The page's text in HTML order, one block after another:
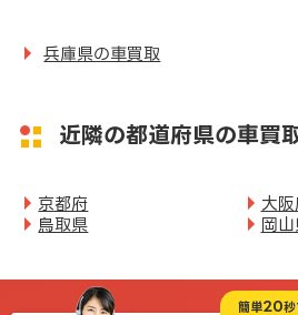
兵庫県の車買取
近隣の都道府県の車買
京都府
大阪
鳥取県
岡
簡単20秒